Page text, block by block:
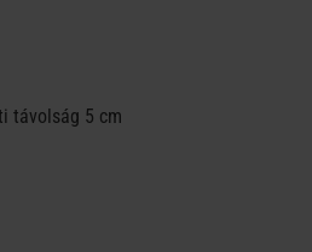
távolság 5 cm